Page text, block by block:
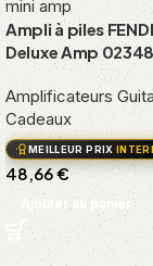
Ampli à piles
Deluxe Amp
Amplificateurs
Cadeaux
MEILLEUR PRIX
48,66€
Ajouter au panier